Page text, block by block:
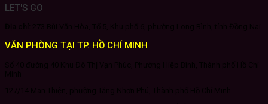
LET'S GO
VĂN PHÒNG TẠI TP. HỒ CHÍ MINH